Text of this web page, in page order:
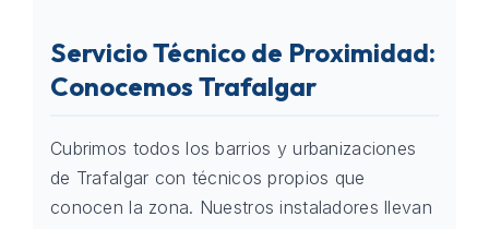
Servicio Técnico de Proximidad:
Conocemos Trafalgar
Cubrimos todos los barrios y urbanizaciones
de Trafalgar con técnicos propios que
conocen la zona. Nuestros instaladores llevan